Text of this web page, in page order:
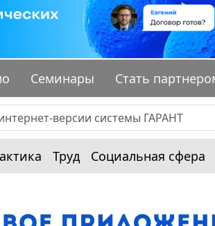
Семинары Стать
Труд Социальная сфера